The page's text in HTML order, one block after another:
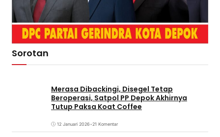
Sorotan
Merasa Dibackingi, Disegel Tetap
Beroperasi, Satpol PP Depok Akhirnya
Tutup Paksa Koat Coffee
12 Januari 2026•21 Komentar